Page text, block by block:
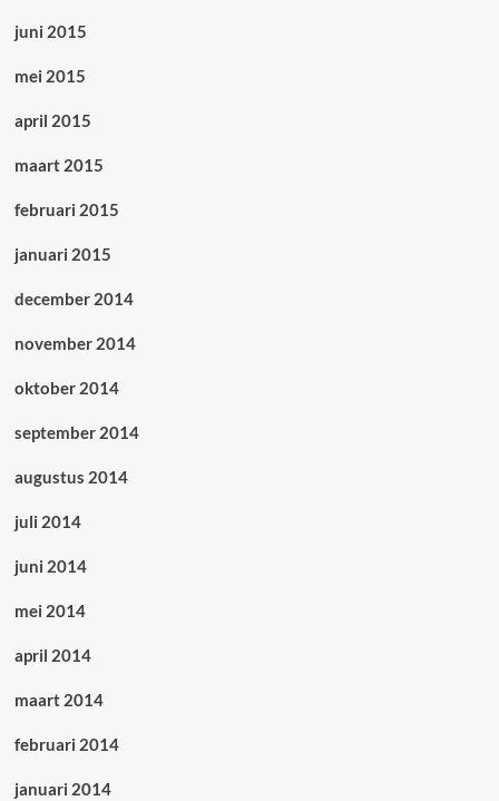
juni 2015
mei 2015
april 2015
maart 2015
februari 2015
januari 2015
december 2014
november 2014
oktober 2014
september 2014
augustus 2014
juli 2014
juni 2014
mei 2014
april 2014
maart 2014
februari 2014
januari 2014